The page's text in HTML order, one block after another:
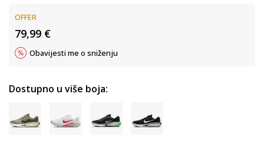
OFFER
79,99 €
Obavijesti me o sniženju
Dostupno u više boja: